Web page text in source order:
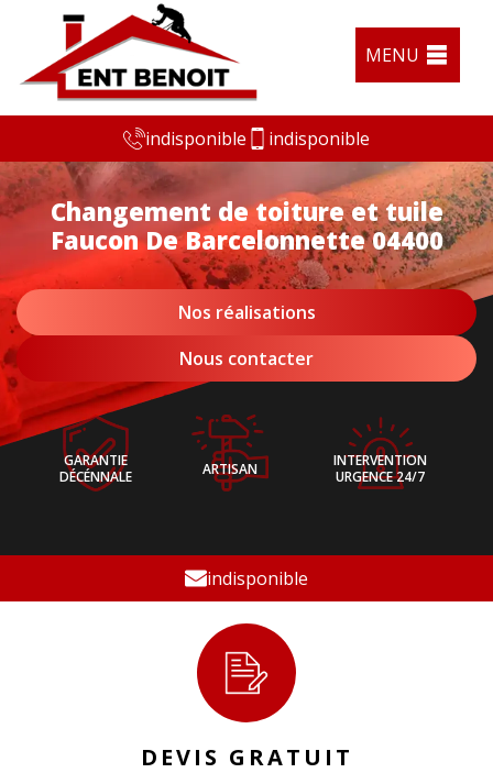
MENU
indisponible indisponible
Changement de toiture et tuile
Faucon De Barcelonnette 04400
Nos réalisations
Nous contacter
GARANTIE
DÉCÉNNALE
ARTISAN
INTERVENTION
URGENCE 24/7
indisponible
DEVIS GRATUIT